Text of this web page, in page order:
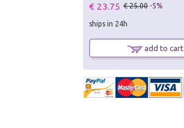
€ 23.75 € 25.00 -5%
ships in 24h
add to cart
Interessato ai nostri libri?
Sarai informato delle nostre novità, potrai
comunque cancellarti quando desideri.
modulo di iscrizione